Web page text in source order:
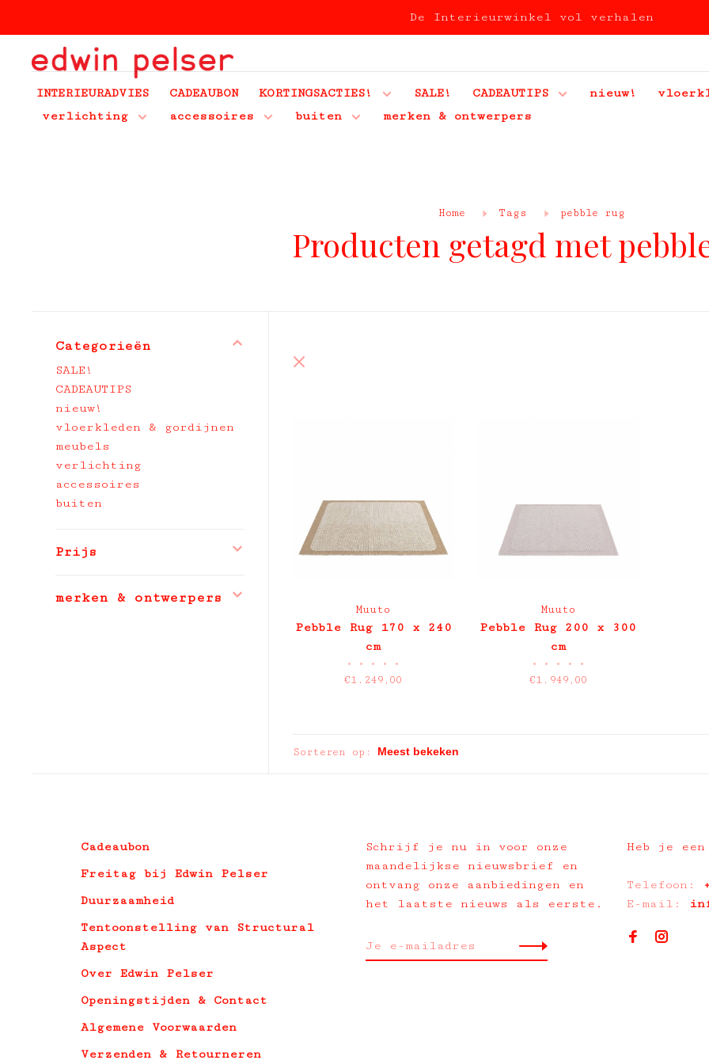
De Interieurwinkel vol verhalen
INTERIEURADVIES CADEAUBON KORTINGSACTIES! SALE! CADEAUTIPS nieuw!
verlichting
accessoires buiten merken & ontwerpers
Home Tags pebble rug
Producten getagd met
Categorieën
SALE!
CADEAUTIPS
nieuw!
vloerkleden & gordijnen
meubels
verlichting
accessoires
buiten
Prijs
merken & ontwerpers
Muuto
Pebble Rug 170 x 240
cm
• • • • •
€1.249,00
Muuto
Pebble Rug 200 x 300
cm
• • • • •
€1.949,00
Sorteren op:
Cadeaubon
Freitag bij Edwin Pelser
Duurzaamheid
Tentoonstelling van Structural
Aspect
Over Edwin Pelser
Openingstijden & Contact
Algemene Voorwaarden
Verzenden & Retourneren
Schrijf je nu in voor onze
maandelijkse nieuwsbrief en
ontvang onze aanbiedingen en
het laatste nieuws als eerste.
Heb je een
Telefoon:
E-mail: